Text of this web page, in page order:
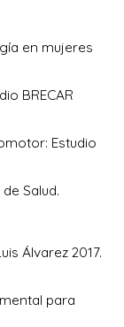
en mujeres
BRECAR
Estudio
Salud.
Álvarez 2017.
para